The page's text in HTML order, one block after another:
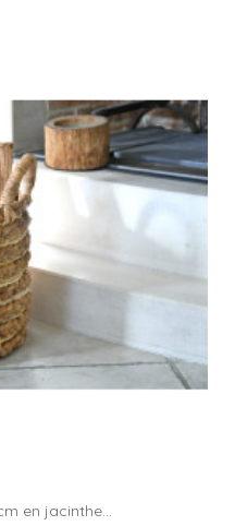
en jacinthe...